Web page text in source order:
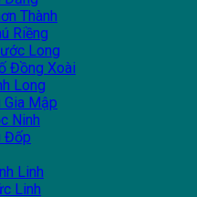
Thành
Riềng
Long
Đồng Xoài
Long
Gia Mập
Ninh
Đốp
Linh
Linh